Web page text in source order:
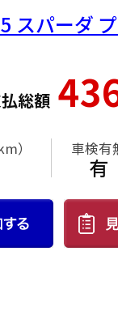
スパーダ
総額
） 車検有
有